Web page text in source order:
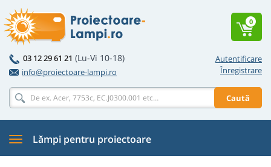
Autentificare
Înregistrare
03 12 29 61 21 (Lu-Vi 10-18)
info@proiectoare-lampi.ro
Caută
0
Lămpi pentru proiectoare